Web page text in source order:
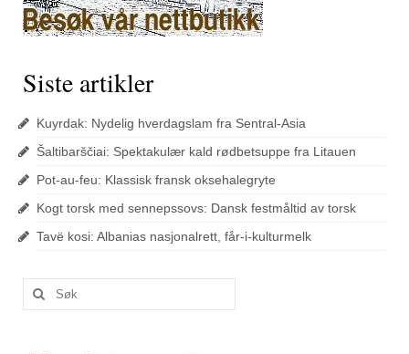
Siste artikler
Kuyrdak: Nydelig hverdagslam fra Sentral-Asia
Šaltibarščiai: Spektakulær kald rødbetsuppe fra Litauen
Pot-au-feu: Klassisk fransk oksehalegryte
Kogt torsk med sennepssovs: Dansk festmåltid av torsk
Tavë kosi: Albanias nasjonalrett, får-i-kulturmelk